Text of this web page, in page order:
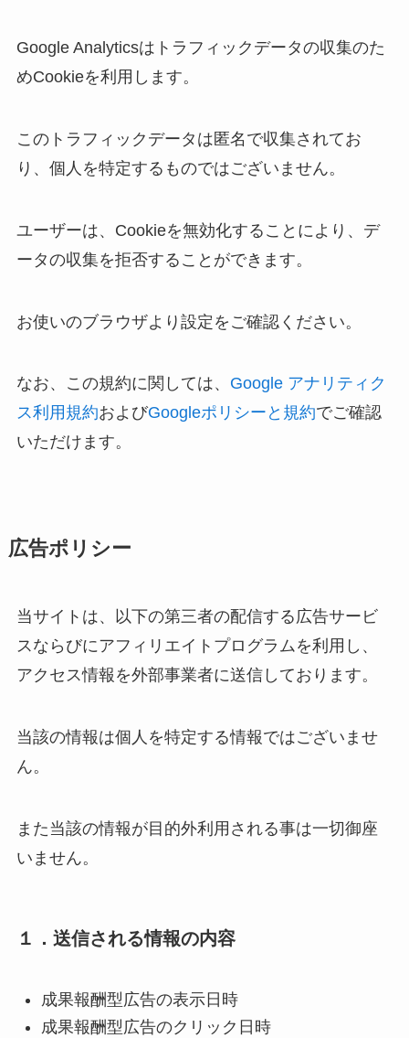
Google Analyticsはトラフィックデータの収集のた
めCookieを利用します。
このトラフィックデータは匿名で収集されてお
り、個人を特定するものではございません。
ユーザーは、Cookieを無効化することにより、デ
ータの収集を拒否することができます。
お使いのブラウザより設定をご確認ください。
なお、この規約に関しては、 Google アナリティク
ス利用規約およびGoogleポリシーと規約でご確認
いただけます。
広告ポリシー
当サイトは、以下の第三者の配信する広告サービ
スならびにアフィリエイトプログラムを利用し、
アクセス情報を外部事業者に送信しております。
当該の情報は個人を特定する情報ではございませ
ん。
また当該の情報が目的外利用される事は一切御座
いません。
１．送信される情報の内容
成果報酬型広告の表示日時
成果報酬型広告のクリック日時